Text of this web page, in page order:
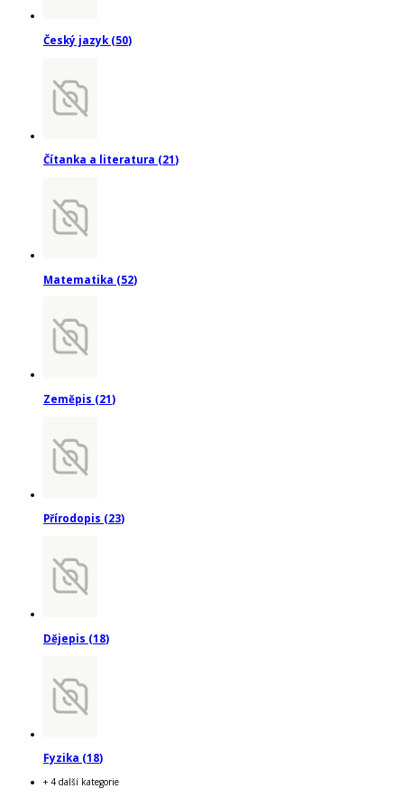
Český jazyk (50)
Čítanka a literatura (21)
Matematika (52)
Zeměpis (21)
Přírodopis (23)
Dějepis (18)
Fyzika (18)
+ 4 další kategorie